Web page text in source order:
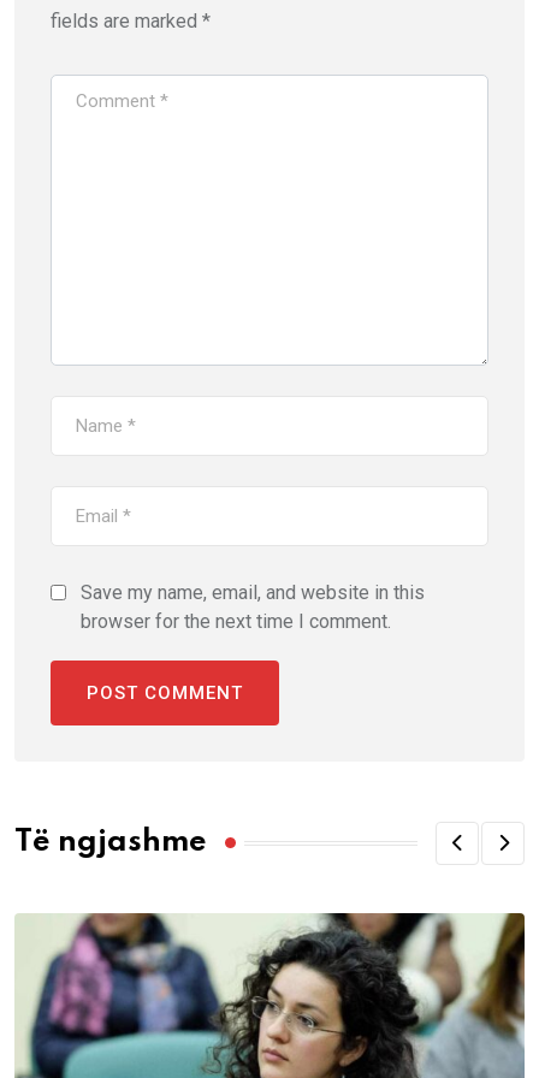
fields are marked *
Save my name, email, and website in this
browser for the next time I comment.
Të ngjashme